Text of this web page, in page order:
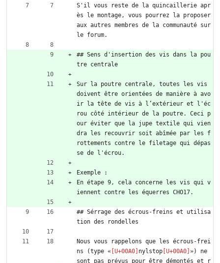
S'il vous reste de la quincaillerie apr
ès le montage, vous pourrez la proposer
aux autres membres de la communauté sur
le forum.
## Sens d'insertion des vis dans la pou
tre centrale
Sur la poutre centrale, toutes les vis
doivent être orientées de manière à avo
ir la tête de vis à l’extérieur et l'éc
rou côté intérieur de la poutre. Ceci p
our éviter que la jupe textile qui vien
dra les recouvrir soit abîmée par les f
rottements contre le filetage qui dépas
se de l'écrou.
Exemple :
En étape 9, cela concerne les vis qui v
iennent contre les équerres CHO17.
## Sérrage des écrous-freins et utilisa
tion des rondelles
Nous vous rappelons que les écrous-frei
ns (type «
nylstop
») ne
sont pas prévus pour être démontés et r